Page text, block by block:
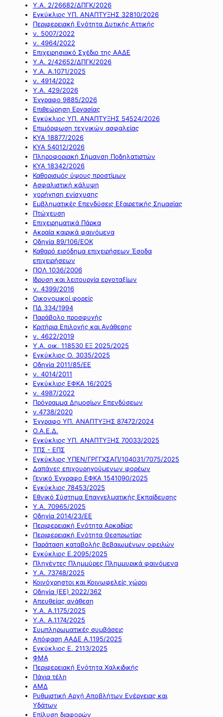
Υ.Α. 2/26682/ΔΠΓΚ/2026
Εγκύκλιος ΥΠ. ΑΝΑΠΤΥΞΗΣ 32810/2026
Περιφερειακή Ενότητα Δυτικής Αττικής
ν. 5007/2022
ν. 4964/2022
Επιχειρησιακό Σχέδιο της ΑΑΔΕ
Υ.Α. 2/42652/ΔΠΓΚ/2026
Υ.Α. Α.1071/2025
ν. 4914/2022
Υ.Α. 429/2026
Έγγραφο 9885/2026
Επιθεώρηση Εργασίας
Εγκύκλιος ΥΠ. ΑΝΑΠΤΥΞΗΣ 54524/2026
Επιμόρφωση τεχνικών ασφαλείας
ΚΥΑ 18877/2026
ΚΥΑ 54012/2026
Πληροφοριακή Σήμανση Ποδηλατιστών
ΚΥΑ 18342/2026
Καθορισμός ύψους προστίμων
Ασφαλιστική κάλυψη
χορήγηση ενίσχυσης
Εμβληματικές Επενδύσεις Εξαιρετικής Σημασίας
Πτώχευση
Επιχειρηματικά Πάρκα
Ακραία καιρικά φαινόμενα
Οδηγία 89/106/ΕΟΚ
Καθαρό εισόδημα επιχειρήσεων Έσοδα
επιχειρήσεων
ΠΟΛ 1036/2006
Ιδρυση και λειτουργία εργοταξίων
ν. 4399/2016
Οικονομικοί φορείς
ΠΔ 334/1994
Παράβολο προσφυγής
Κριτήρια Επιλογής και Ανάθεσης
ν. 4622/2019
Υ.Α. οικ. 118530 ΕΞ 2025/2025
Εγκύκλιος Ο. 3035/2025
Οδηγία 2011/85/ΕΕ
ν. 4014/2011
Εγκύκλιος ΕΦΚΑ 16/2025
ν. 4987/2022
Πρόγραμμα Δημοσίων Επενδύσεων
ν.4738/2020
Έγγραφο ΥΠ. ΑΝΑΠΤΥΞΗΣ 87472/2024
Ο.Α.Ε.Δ.
Εγκύκλιος ΥΠ. ΑΝΑΠΤΥΞΗΣ 70033/2025
ΤΠΣ - ΕΠΣ
Εγκύκλιος ΥΠΕΝ/ΓΡΓΓΧΣΑΠ/104031/7075/2025
Δαπάνες επιχουρηγούμενων φορέων
Γενικό Έγγραφο ΕΦΚΑ 1541090/2025
Εγκύκλιος 78453/2025
Εθνικό Σύστημα Επαγγελματικής Εκπαίδευσης
Υ.Α. 70965/2025
Οδηγία 2014/23/ΕΕ
Περιφερειακή Ενότητα Αρκαδίας
Περιφερειακή Ενότητα Θεσπρωτίας
Παράταση καταβολής βεβαιωμένων οφειλών
Εγκύκλιος Ε.2095/2025
Πληγέντες Πλημμύρες Πλημμυρικά φαινόμενα
Υ.Α. 73748/2025
Κοινόχρηστοι και Κοινωφελείς χώροι
Οδηγία (ΕΕ) 2022/362
Απευθείας ανάθεση
Υ.Α. Α.1175/2025
Υ.Α. Α.1174/2025
Συμπληρωματικές συμβάσεις
Απόφαση ΑΑΔΕ Α.1195/2025
Εγκύκλιος Ε. 2113/2025
ΦΜΑ
Περιφερειακή Ενότητα Χαλκιδικής
Πάγια τέλη
ΑΜΔ
Ρυθμιστική Αρχή Αποβλήτων Ενέργειας και
Υδάτων
Επίλυση διαφορών